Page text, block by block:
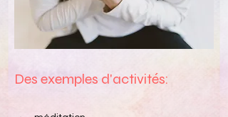
Des exemples d'activités: